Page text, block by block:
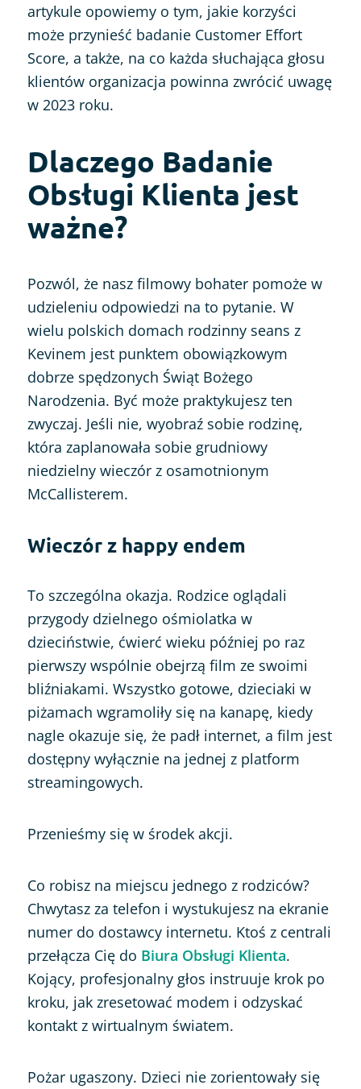
artykule opowiemy o tym, jakie korzyści
może przynieść badanie Customer Effort
Score, a także, na co każda słuchająca głosu
klientów organizacja powinna zwrócić uwagę
w 2023 roku.
Dlaczego Badanie
Obsługi Klienta jest
ważne?
Pozwól, że nasz filmowy bohater pomoże w
udzieleniu odpowiedzi na to pytanie. W
wielu polskich domach rodzinny seans z
Kevinem jest punktem obowiązkowym
dobrze spędzonych Świąt Bożego
Narodzenia. Być może praktykujesz ten
zwyczaj. Jeśli nie, wyobraź sobie rodzinę,
która zaplanowała sobie grudniowy
niedzielny wieczór z osamotnionym
McCallisterem.
Wieczór z happy endem
To szczególna okazja. Rodzice oglądali
przygody dzielnego ośmiolatka w
dzieciństwie, ćwierć wieku później po raz
pierwszy wspólnie obejrzą film ze swoimi
bliźniakami. Wszystko gotowe, dzieciaki w
piżamach wgramoliły się na kanapę, kiedy
nagle okazuje się, że padł internet, a film jest
dostępny wyłącznie na jednej z platform
streamingowych.
Przenieśmy się w środek akcji.
Co robisz na miejscu jednego z rodziców?
Chwytasz za telefon i wystukujesz na ekranie
numer do dostawcy internetu. Ktoś z centrali
przełącza Cię do Biura Obsługi Klienta.
Kojący, profesjonalny głos instruuje krok po
kroku, jak zresetować modem i odzyskać
kontakt z wirtualnym światem.
Pożar ugaszony. Dzieci nie zorientowały się